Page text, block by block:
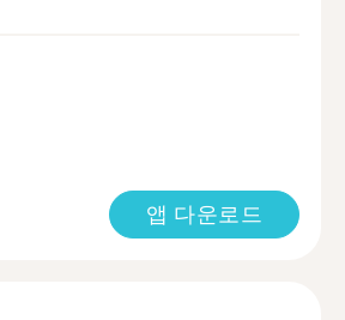
앱 다운로드